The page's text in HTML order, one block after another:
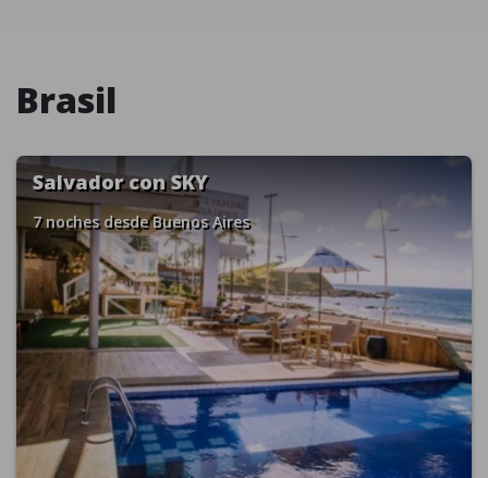
Brasil
Salvador con SKY
7 nochesdesde Buenos Aires